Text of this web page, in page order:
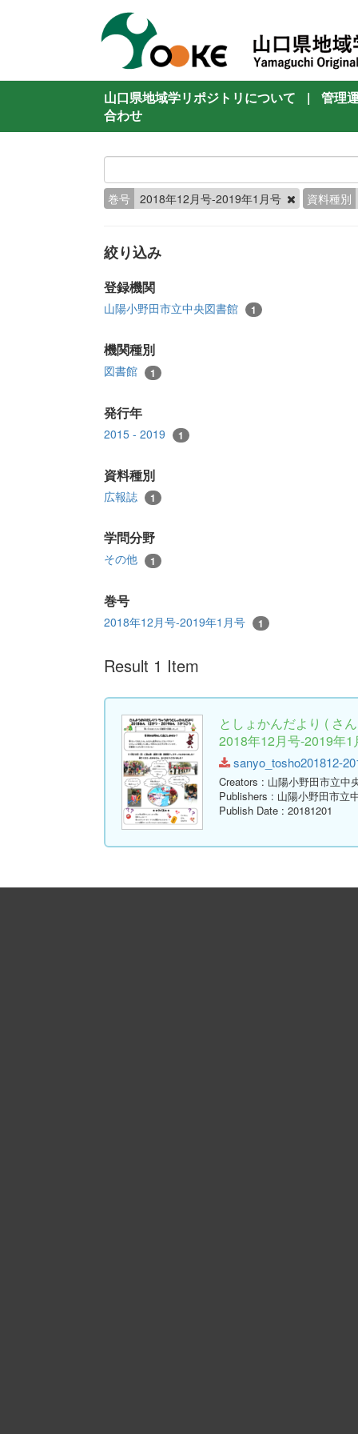
山口県地域学リポジトリについて |
管理
合わせ
巻号 2018年12月号-2019年1月号 資料種別
絞り込み
登録機関
山陽小野田市立中央図書館 1
機関種別
図書館 1
発行年
2015 - 2019 1
資料種別
広報誌 1
学問分野
その他 1
巻号
2018年12月号-2019年1月号 1
Result 1 Item
としょかんだより ( さ
2018年12月号-2019年1
sanyo_tosho201812-
Creators : 山陽小野田市立中
Publishers : 山陽小野田市立
Publish Date : 20181201